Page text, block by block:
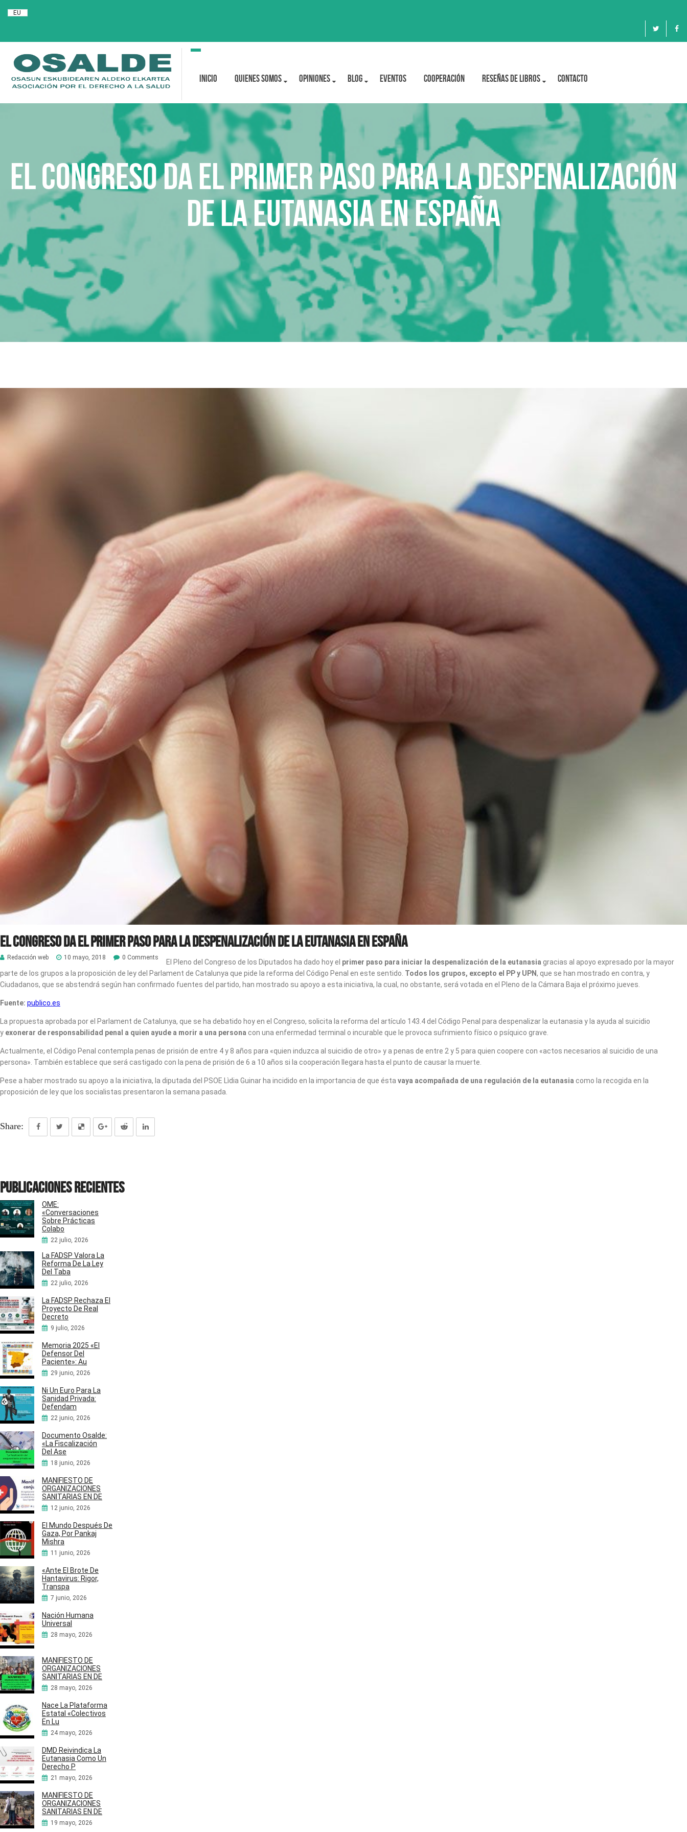
EU
Toggle
Inicio Quienes Somos OPINIONES BLOG Eventos Cooperación Reseñas de libros Contacto
El Congreso da el primer paso para la despenalización
de la eutanasia en España
El Congreso da el primer paso para la despenalización de la eutanasia en España
Redacción web 10 mayo, 2018 0 Comments
El Pleno del Congreso de los Diputados ha dado hoy el primer paso para iniciar la despenalización de la eutanasia gracias al apoyo expresado por la mayor
parte de los grupos a la proposición de ley del Parlament de Catalunya que pide la reforma del Código Penal en este sentido. Todos los grupos, excepto el PP y UPN, que se han mostrado en contra, y
Ciudadanos, que se abstendrá según han confirmado fuentes del partido, han mostrado su apoyo a esta iniciativa, la cual, no obstante, será votada en el Pleno de la Cámara Baja el próximo jueves.
Fuente: publico.es
La propuesta aprobada por el Parlament de Catalunya, que se ha debatido hoy en el Congreso, solicita la reforma del artículo 143.4 del Código Penal para despenalizar la eutanasia y la ayuda al suicidio
y exonerar de responsabilidad penal a quien ayude a morir a una persona con una enfermedad terminal o incurable que le provoca sufrimiento físico o psíquico grave.
Actualmente, el Código Penal contempla penas de prisión de entre 4 y 8 años para «quien induzca al suicidio de otro» y a penas de entre 2 y 5 para quien coopere con «actos necesarios al suicidio de una
persona». También establece que será castigado con la pena de prisión de 6 a 10 años si la cooperación llegara hasta el punto de causar la muerte.
Pese a haber mostrado su apoyo a la iniciativa, la diputada del PSOE Lìdia Guinar ha incidido en la importancia de que ésta vaya acompañada de una regulación de la eutanasia como la recogida en la
proposición de ley que los socialistas presentaron la semana pasada.
Share:
Publicaciones recientes
OME:
«Conversaciones
Sobre Prácticas
Colabo
22 julio, 2026
La FADSP Valora La
Reforma De La Ley
Del Taba
22 julio, 2026
La FADSP Rechaza El
Proyecto De Real
Decreto
9 julio, 2026
Memoria 2025 «El
Defensor Del
Paciente»: Au
29 junio, 2026
Ni Un Euro Para La
Sanidad Privada:
Defendam
22 junio, 2026
Documento Osalde:
«La Fiscalización
Del Ase
18 junio, 2026
MANIFIESTO DE
ORGANIZACIONES
SANITARIAS EN DE
12 junio, 2026
El Mundo Después De
Gaza, Por Pankaj
Mishra
11 junio, 2026
«Ante El Brote De
Hantavirus: Rigor,
Transpa
7 junio, 2026
Nación Humana
Universal
28 mayo, 2026
MANIFIESTO DE
ORGANIZACIONES
SANITARIAS EN DE
28 mayo, 2026
Nace La Plataforma
Estatal «Colectivos
En Lu
24 mayo, 2026
DMD Reivindica La
Eutanasia Como Un
Derecho P
21 mayo, 2026
MANIFIESTO DE
ORGANIZACIONES
SANITARIAS EN DE
19 mayo, 2026